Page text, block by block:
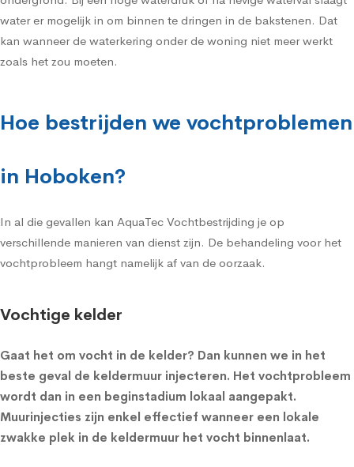
water er mogelijk in om binnen te dringen in de bakstenen. Dat
kan wanneer de waterkering onder de woning niet meer werkt
zoals het zou moeten.
Hoe bestrijden we vochtproblemen
in Hoboken?
In al die gevallen kan AquaTec Vochtbestrijding je op
verschillende manieren van dienst zijn. De behandeling voor het
vochtprobleem hangt namelijk af van de oorzaak.
Vochtige kelder
Gaat het om vocht in de kelder? Dan kunnen we in het
beste geval de keldermuur injecteren. Het vochtprobleem
wordt dan in een beginstadium lokaal aangepakt.
Muurinjecties zijn enkel effectief wanneer een lokale
zwakke plek in de keldermuur het vocht binnenlaat.